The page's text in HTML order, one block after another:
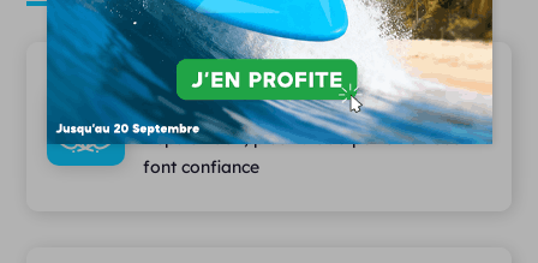
20 ans d'expertise
Depuis 2006, plus 15 000 patients nous
font confiance